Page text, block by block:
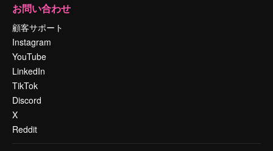
お問い合わせ
顧客サポート
Instagram
YouTube
LinkedIn
TikTok
Discord
X
Reddit